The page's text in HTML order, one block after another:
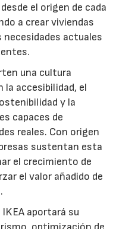
el origen de cada
a crear viviendas
necesidades actuales
una cultura
la accesibilidad, el
y la
capaces de
reales. Con origen
sustentan esta
el crecimiento de
el valor añadido de
aportará su